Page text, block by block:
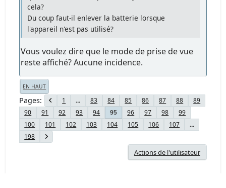
cela?
Du coup faut-il enlever la batterie lorsque
l'appareil n'est pas utilisé?
Vous voulez dire que le mode de prise de vue
reste affiché? Aucune incidence.
EN HAUT
Pages 1 ... 83 84 85 86 87 88
89
90
91 92 93 94 95 96 97 98
99
100
101 102 103 104 105 106 107
...
198
Actions de l'utilisateur